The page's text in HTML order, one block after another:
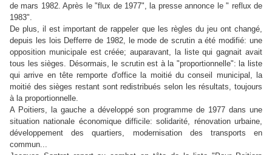
de mars 1982. Après le "flux de 1977", la presse annonce le " reflux de
1983".
De plus, il est important de rappeler que les règles du jeu ont changé,
depuis les lois Defferre de 1982, le mode de scrutin a été modifié: une
opposition municipale est créée; auparavant, la liste qui gagnait avait
tous les sièges. Désormais, le scrutin est à la "proportionnelle": la liste
qui arrive en tête remporte d'office la moitié du conseil municipal, la
moitié des sièges restant sont redistribués selon les résultats, toujours
à la proportionnelle.
A Poitiers, la gauche a développé son programme de 1977 dans une
situation nationale économique difficile: solidarité, rénovation urbaine,
développement des quartiers, modernisation des transports en
commun...